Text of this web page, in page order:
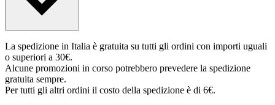
La spedizione in Italia è gratuita su tutti gli ordini con importi uguali
o superiori a 30€.
Alcune promozioni in corso potrebbero prevedere la spedizione
gratuita sempre.
Per tutti gli altri ordini il costo della spedizione è di 6€.